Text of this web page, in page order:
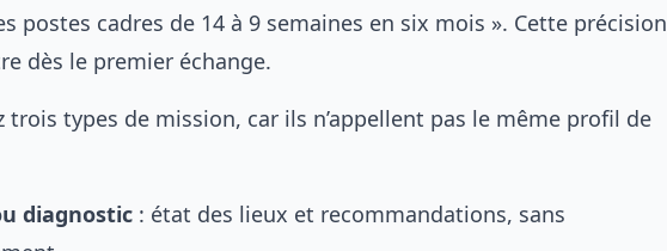
postes cadres de 14 à 9 semaines en six mois ». Cette précision
dès le premier échange.
trois types de mission, car ils n’appellent pas le même profil de
diagnostic : état des lieux et recommandations, sans